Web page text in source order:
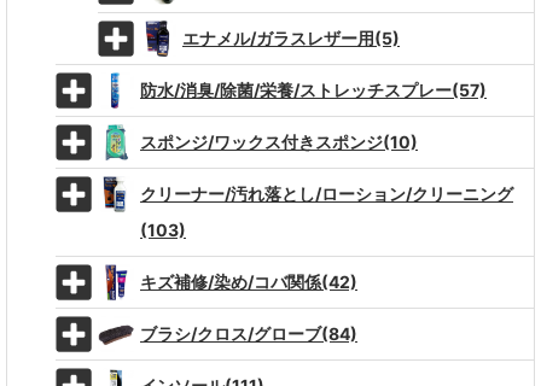
エナメル/ガラスレザー用(5)
防水/消臭/除菌/栄養/ストレッチスプレー(57)
スポンジ/ワックス付きスポンジ(10)
クリーナー/汚れ落とし/ローション/クリーニング
(103)
キズ補修/染め/コバ関係(42)
ブラシ/クロス/グローブ(84)